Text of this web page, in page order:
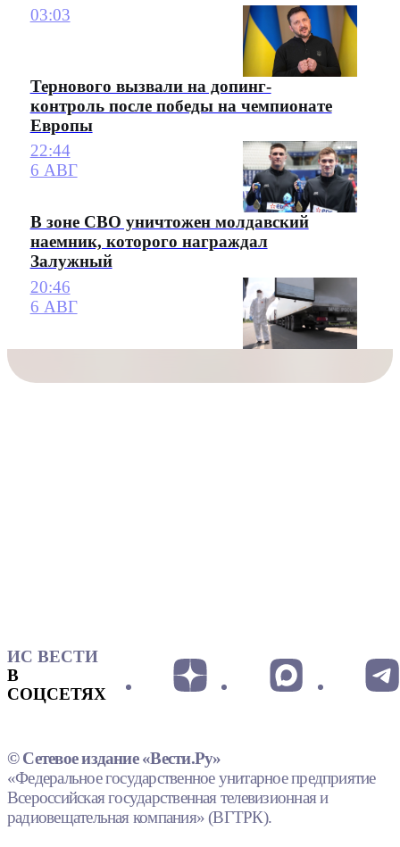
03:03
Тернового вызвали на допинг-
контроль после победы на чемпионате
Европы
22:44
6 АВГ
В зоне СВО уничтожен молдавский
наемник, которого награждал
Залужный
20:46
6 АВГ
ИС ВЕСТИ
В
СОЦСЕТЯХ
© Сетевое издание «Вести.Ру»
«Федеральное государственное унитарное предприятие
Всероссийская государственная телевизионная и
радиовещательная компания» (ВГТРК).